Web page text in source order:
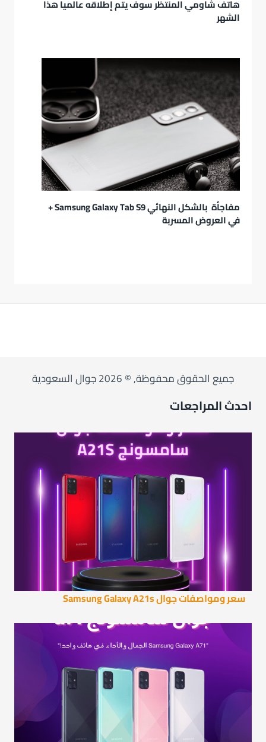
هاتف شاومي المنتظر سوف يتم إطلاقه عالميا هذا
الشهر
مفاجأة بالشكل النهائي Samsung Galaxy Tab S9 +
في العروض المسربة
جميع الحقوق محفوظة, © 2026 جوال السعودية
احدث المراجعات
سعر ومواصفات جوال Samsung Galaxy A21s